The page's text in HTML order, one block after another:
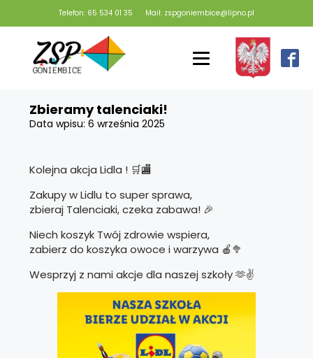
Telefon: 65 534 01 35 Mail: zspgoniembice@lipno.pl
Zbieramy talenciaki!
Data wpisu:6 września 2025
Kolejna akcja Lidla ! 🛒🏬
Zakupy w Lidlu to super sprawa,
zbieraj Talenciaki, czeka zabawa! 🎉
Niech koszyk Twój zdrowie wspiera,
zabierz do koszyka owoce i warzywa 🍎🥦
Wesprzyj z nami akcje dla naszej szkoły 🫶✌️